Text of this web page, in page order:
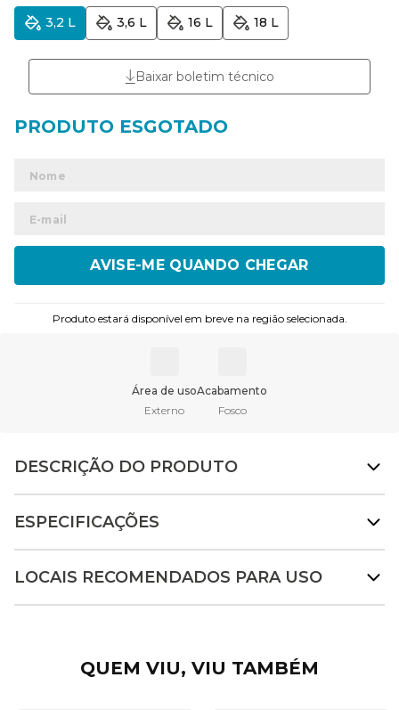
3,2 L 3,6 L 16 L 18 L
Baixar boletim técnico
ENVIAR
Produto estará disponível em breve na região selecionada.
Área de uso
Externo
Acabamento
Fosco
DESCRIÇÃO DO PRODUTO
ESPECIFICAÇÕES
LOCAIS RECOMENDADOS PARA USO
QUEM VIU, VIU TAMBÉM